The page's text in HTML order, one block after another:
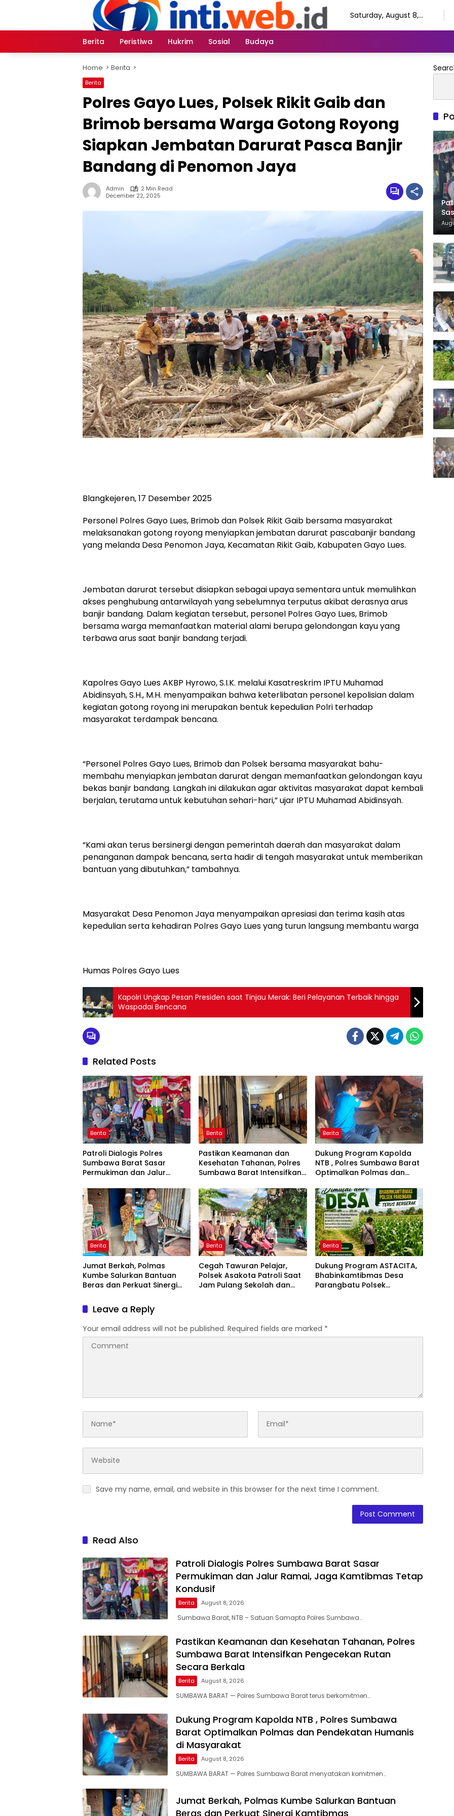
Saturday, August 8,
Berita
Peristiwa Hukrim Sosial Budaya
Home Berita
Berita
Polres Gayo Lues, Polsek Rikit Gaib dan
Brimob bersama Warga Gotong Royong
Siapkan Jembatan Darurat Pasca Banjir
Bandang di Penomon Jaya
Admin
2 Min Read
December 22, 2025
Blangkejeren, 17 Desember 2025
Personel Polres Gayo Lues, Brimob dan Polsek Rikit Gaib bersama masyarakat
melaksanakan gotong royong menyiapkan jembatan darurat pascabanjir bandang
yang melanda Desa Penomon Jaya, Kecamatan Rikit Gaib, Kabupaten Gayo Lues.
Jembatan darurat tersebut disiapkan sebagai upaya sementara untuk memulihkan
akses penghubung antarwilayah yang sebelumnya terputus akibat derasnya arus
banjir bandang. Dalam kegiatan tersebut, personel Polres Gayo Lues, Brimob
bersama warga memanfaatkan material alami berupa gelondongan kayu yang
terbawa arus saat banjir bandang terjadi.
Kapolres Gayo Lues AKBP Hyrowo, S.I.K. melalui Kasatreskrim IPTU Muhamad
Abidinsyah, S.H., M.H. menyampaikan bahwa keterlibatan personel kepolisian dalam
kegiatan gotong royong ini merupakan bentuk kepedulian Polri terhadap
masyarakat terdampak bencana.
“Personel Polres Gayo Lues, Brimob dan Polsek bersama masyarakat bahu-
membahu menyiapkan jembatan darurat dengan memanfaatkan gelondongan kayu
bekas banjir bandang. Langkah ini dilakukan agar aktivitas masyarakat dapat kembali
berjalan, terutama untuk kebutuhan sehari-hari,” ujar IPTU Muhamad Abidinsyah.
“Kami akan terus bersinergi dengan pemerintah daerah dan masyarakat dalam
penanganan dampak bencana, serta hadir di tengah masyarakat untuk memberikan
bantuan yang dibutuhkan,” tambahnya.
Masyarakat Desa Penomon Jaya menyampaikan apresiasi dan terima kasih atas
kepedulian serta kehadiran Polres Gayo Lues yang turun langsung membantu warga
Humas Polres Gayo Lues
Kapolri Ungkap Pesan Presiden saat Tinjau Merak: Beri Pelayanan Terbaik hingga
Waspadai Bencana
Related Posts
Berita
Patroli Dialogis Polres
Sumbawa Barat Sasar
Permukiman dan Jalur
Tetap Kondusif
Berita
Pastikan Keamanan dan
Kesehatan Tahanan, Polres
Sumbawa Barat Intensifkan
Berkala
Berita
Dukung Program Kapolda
NTB , Polres Sumbawa Barat
Optimalkan Polmas dan
Masyarakat
Berita
Jumat Berkah, Polmas
Kumbe Salurkan Bantuan
Beras dan Perkuat Sinergi
Berita
Cegah Tawuran Pelajar,
Polsek Asakota Patroli Saat
Jam Pulang Sekolah dan
Berita
Dukung Program ASTACITA,
Bhabinkamtibmas Desa
Parangbatu Polsek
Parangbatu Kec. Parengan
Leave a Reply
Your email address will not be published. Required fields are marked *
Save my name, email, and website in this browser for the next time I comment.
Read Also
Patroli Dialogis Polres Sumbawa Barat Sasar
Permukiman dan Jalur Ramai, Jaga Kamtibmas Tetap
Kondusif
Berita August 8, 2026
Sumbawa Barat, NTB – Satuan Samapta Polres Sumbawa…
Pastikan Keamanan dan Kesehatan Tahanan, Polres
Sumbawa Barat Intensifkan Pengecekan Rutan
Secara Berkala
Berita August 8, 2026
SUMBAWA BARAT — Polres Sumbawa Barat terus berkomitmen…
Dukung Program Kapolda NTB , Polres Sumbawa
Barat Optimalkan Polmas dan Pendekatan Humanis
di Masyarakat
Berita August 8, 2026
SUMBAWA BARAT — Polres Sumbawa Barat menyatakan komitmen…
Jumat Berkah, Polmas Kumbe Salurkan Bantuan
Beras dan Perkuat Sinergi Kamtibmas